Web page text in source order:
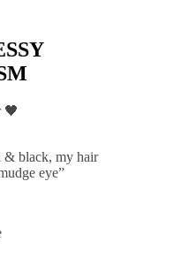
🖤
& black, my hair
eye”